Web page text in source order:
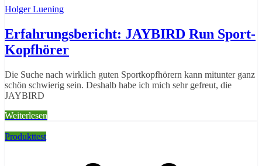
Holger Luening
Erfahrungsbericht: JAYBIRD Run Sport-
Kopfhörer
Die Suche nach wirklich guten Sportkopfhörern kann mitunter ganz
schön schwierig sein. Deshalb habe ich mich sehr gefreut, die
JAYBIRD
Weiterlesen
Produkttest